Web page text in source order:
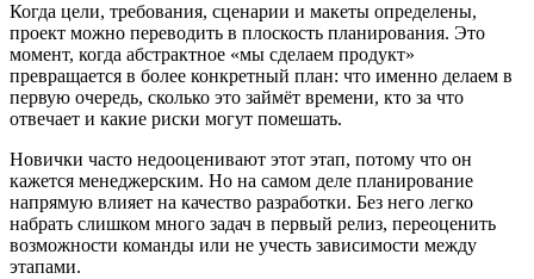
Когда цели, требования, сценарии и макеты определены,
проект можно переводить в плоскость планирования. Это
момент, когда абстрактное «мы сделаем продукт»
превращается в более конкретный план: что именно делаем в
первую очередь, сколько это займёт времени, кто за что
отвечает и какие риски могут помешать.
Новички часто недооценивают этот этап, потому что он
кажется менеджерским. Но на самом деле планирование
напрямую влияет на качество разработки. Без него легко
набрать слишком много задач в первый релиз, переоценить
возможности команды или не учесть зависимости между
этапами.